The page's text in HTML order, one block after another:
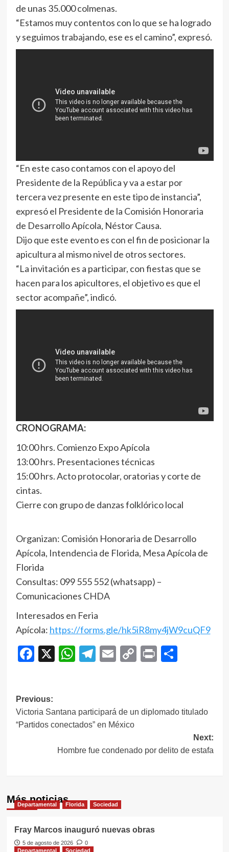
de unas 35.000 colmenas.
“Estamos muy contentos con lo que se ha logrado
y seguimos trabajando, ese es el camino”, expresó.
“En este caso contamos con el apoyo del
Presidente de la República y va a estar por
tercera vez presente en este tipo de instancia”,
expresó el Presidente de la Comisión Honoraria
de Desarrollo Apícola, Néstor Causa.
Dijo que este evento es con el fin de posicionar la
apicultura al mismo nivel de otros sectores.
“La invitación es a participar, con fiestas que se
hacen para los apicultores, el objetivo es que el
sector acompañe”, indicó.
CRONOGRAMA:
10:00 hrs. Comienzo Expo Apícola
13:00 hrs. Presentaciones técnicas
15:00 hrs. Acto protocolar, oratorias y corte de
cintas.
Cierre con grupo de danzas folklórico local
Organizan: Comisión Honoraria de Desarrollo
Apícola, Intendencia de Florida, Mesa Apícola de
Florida
Consultas: 099 555 552 (whatsapp) –
Comunicaciones CHDA
Interesados en Feria
Apícola: https://forms.gle/hk5iR8my4jW9cuQF9
Facebook
X WhatsApp
Telegram
EmailCopy
Print
Navegación
de
Previous:
Victoria Santana participará de un diplomado titulado
“Partidos conectados” en México
Next:
Hombre fue condenado por delito de estafa
Más noticias
Departamental Florida Sociedad
Fray Marcos inauguró nuevas obras
5 de agosto de 2026
0
Departamental
Sociedad